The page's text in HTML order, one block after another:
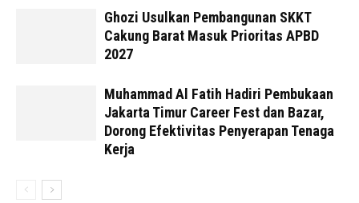
Ghozi Usulkan Pembangunan SKKT
Cakung Barat Masuk Prioritas APBD
2027
Muhammad Al Fatih Hadiri Pembukaan
Jakarta Timur Career Fest dan Bazar,
Dorong Efektivitas Penyerapan Tenaga
Kerja